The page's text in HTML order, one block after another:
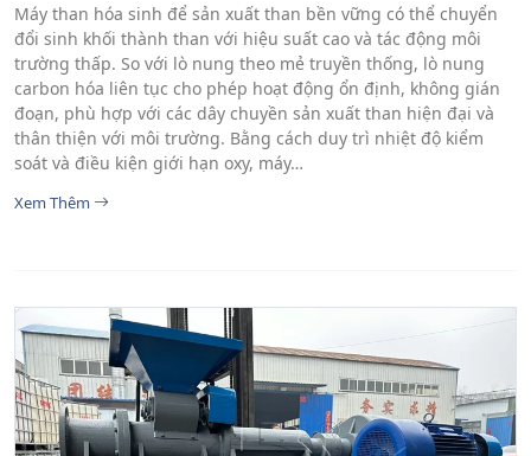
Máy than hóa sinh để sản xuất than bền vững có thể chuyển
đổi sinh khối thành than với hiệu suất cao và tác động môi
trường thấp. So với lò nung theo mẻ truyền thống, lò nung
carbon hóa liên tục cho phép hoạt động ổn định, không gián
đoạn, phù hợp với các dây chuyền sản xuất than hiện đại và
thân thiện với môi trường. Bằng cách duy trì nhiệt độ kiểm
soát và điều kiện giới hạn oxy, máy…
Xem Thêm